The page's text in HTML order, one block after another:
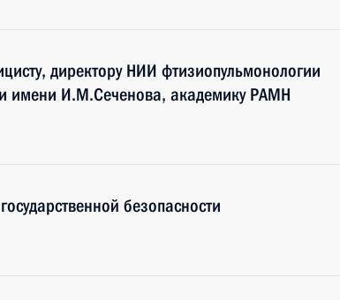
директору НИИ фтизиопульмонологии
имени И.М.Сеченова, академику РАМН
безопасности